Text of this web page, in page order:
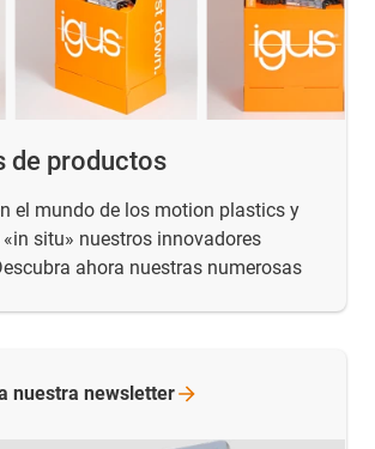
de productos
el mundo de los motion plastics y
situ» nuestros innovadores
ahora nuestras numerosas
nuestra newsletter